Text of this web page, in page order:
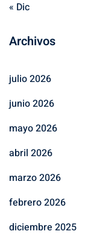
« Dic
Archivos
julio 2026
junio 2026
mayo 2026
abril 2026
marzo 2026
febrero 2026
diciembre 2025